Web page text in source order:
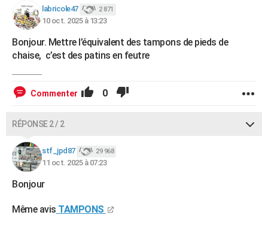
Dictionnaire
Biographies
Citations
Expressions
Proverbes
PROGRAMME TV
COPAINS D'AVANT
S'inscrire
Se connecter
Primaires
Universités
Entreprises
Service militaire
Avis de recherche
FORUM
labricole47 2 871
10 oct. 2025 à 13:23
Bonjour. Mettre l’équivalent des tampons de pieds de
chaise, c’est des patins en feutre
Commenter 0
RÉPONSE 2 / 2
stf_jpd87 29 968
11 oct. 2025 à 07:23
Bonjour
Même avis TAMPONS